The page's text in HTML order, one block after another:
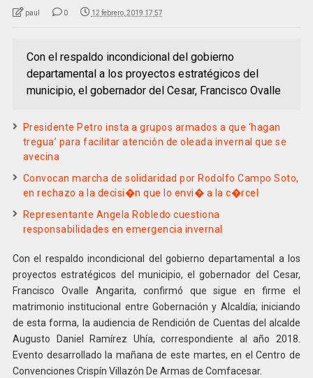
paul 0 12 febrero, 2019 17:57
Con el respaldo incondicional del gobierno
departamental a los proyectos estratégicos del
municipio, el gobernador del Cesar, Francisco Ovalle
Presidente Petro insta a grupos armados a que ‘hagan
tregua’ para facilitar atención de oleada invernal que se
avecina
Convocan marcha de solidaridad por Rodolfo Campo Soto,
en rechazo a la decisi�n que lo envi� a la c�rcel
Representante Angela Robledo cuestiona
responsabilidades en emergencia invernal
Con el respaldo incondicional del gobierno departamental a los
proyectos estratégicos del municipio, el gobernador del Cesar,
Francisco Ovalle Angarita, confirmó que sigue en firme el
matrimonio institucional entre Gobernación y Alcaldía; iniciando
de esta forma, la audiencia de Rendición de Cuentas del alcalde
Augusto Daniel Ramírez Uhía, correspondiente al año 2018.
Evento desarrollado la mañana de este martes, en el Centro de
Convenciones Crispín Villazón De Armas de Comfacesar.